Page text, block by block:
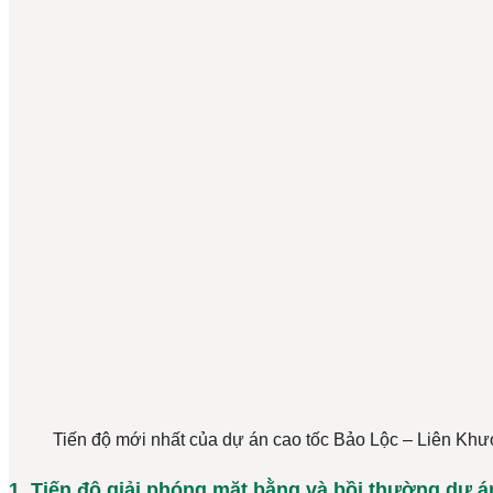
Tiến độ mới nhất của dự án cao tốc Bảo Lộc – Liên